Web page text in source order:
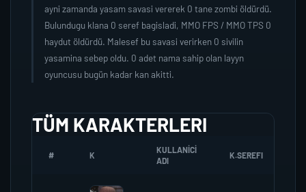
ayni zamanda yasam savasi vererek 0 tane zombi öldürdü.
Bulundugu klana 0 seref bagisladi, MMO FPS / MMO TPS 0
haydut öldürdü. Malesef bu savasi verirken 0 sivilin
yasamina sebep oldu. 0 adet nama sahip olan layyn
oyuncusu bugün kadar kan akitti.
TÜM KARAKTERLERI
# K
KULLANICI
ADI
K.SEREFI